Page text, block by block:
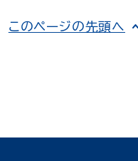
このページの先頭へ